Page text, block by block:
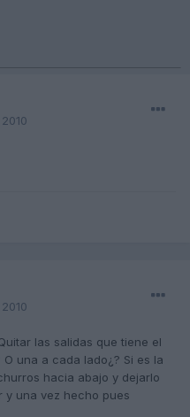
las salidas que tiene el
una a cada lado¿? Si es la
hacia abajo y dejarlo
y una vez hecho pues